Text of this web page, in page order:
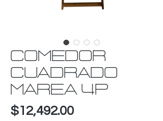
COMEDOR
CUADRADO
MAREA 4P
$12,492.00Precio